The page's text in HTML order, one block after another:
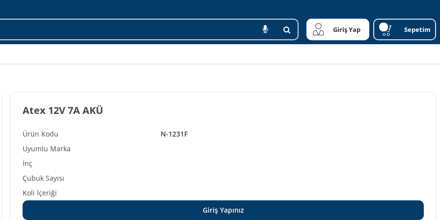
Giriş Yap Sepetim
N-1231F
Atex 12V 7A AKÜ
Giriş Yapınız